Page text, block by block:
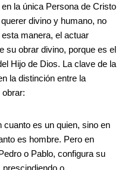
la única Persona de Cristo
divino y humano, no
manera, el actuar
su obrar divino, porque es el
Hijo de Dios. La clave de la
la distinción entre la
cuanto es un quien, sino en
es hombre. Pero en
o Pablo, configura su
prescindiendo o